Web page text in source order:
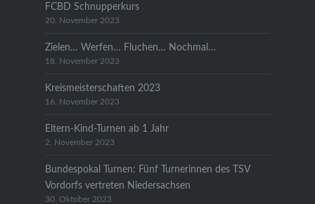
FCBD Schnupperkurs
20. November 2023
Zielen… Werfen… Fluchen… Nochmal…
18. November 2023
Kreismeisterschaften 2023
16. November 2023
Eltern-Kind-Turnen ab 1 Jahr
2. November 2023
Bundespokal Turnen: Fünf Turnerinnen des TSV
Vordorfs vertreten Niedersachsen
30. Oktober 2023